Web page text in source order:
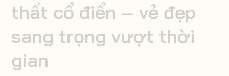
thất cổ điển – vẻ đẹp
sang trọng vượt thời
gian